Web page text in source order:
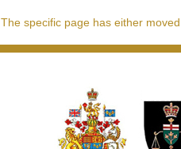
The specific page has either